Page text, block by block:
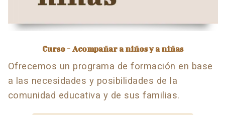
Curso - Acompañar a niños y a niñas
Ofrecemos un programa de formación en base
a las necesidades y posibilidades de la
comunidad educativa y de sus familias.